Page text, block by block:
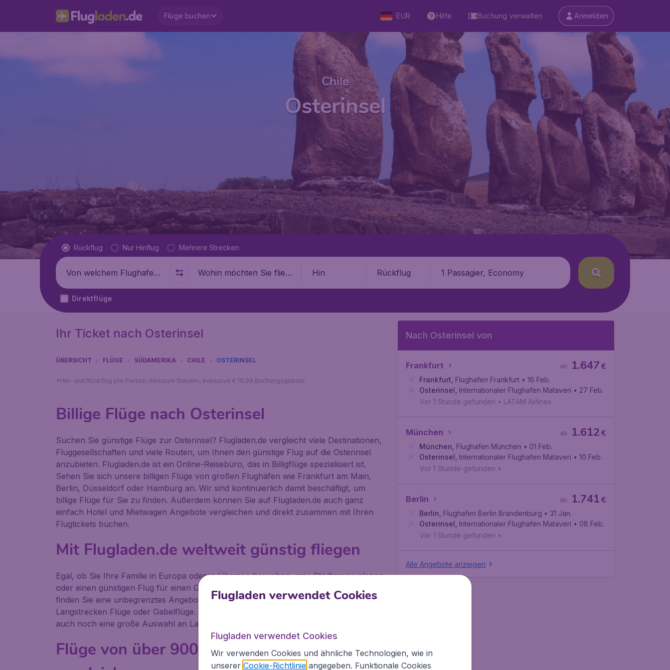
Flüge buchen EUR Hilfe Buchung verwalten Anmelden
Chile
Osterinsel
Flugtyp
Rückflug Nur Hinflug Mehrere Strecken
Abflug von Wohin Hin Rückflug 1 Passagier, Economy
Direktflüge
Ihr Ticket nach Osterinsel
ÜBERSICHT FLÜGE SÜDAMERIKA CHILE OSTERINSEL
*Hin- und Rückflug pro Person, inklusive Steuern, exklusive € 19,99 Buchungsgebühr.
Billige Flüge nach Osterinsel
Suchen Sie günstige Flüge zur Osterinsel? Flugladen.de vergleicht viele Destinationen,
Fluggesellschaften und viele Routen, um Ihnen den günstige Flug auf die Osterinsel
anzubieten. Flugladen.de ist ein Online-Reisebüro, das in Billigflüge spezialisiert ist.
Sehen Sie sich unsere billigen Flüge von großen Flughäfen wie Frankfurt am Main,
Berlin, Düsseldorf oder Hamburg an. Wir sind kontinuierlich damit beschäftigt, um
billige Flüge für Sie zu finden. Außerdem können Sie auf Flugladen.de auch ganz
einfach Hotel und Mietwagen Angebote vergleichen und direkt zusammen mit Ihren
Flugtickets buchen.
Mit Flugladen.de weltweit günstig fliegen
Egal, ob Sie Ihre Familie in Europa oder in Übersee besuchen, eine Städtereise planen
oder einen günstigen Flug für einen Geschäftsreise buchen möchten, auf Flugladen.de
finden Sie eine unbegrenztes Angebot für Billigflüge, Charterflüge, Multi-Stopp-Flüge,
Langstrecken Flüge oder Gabelflüge. Und für Kurzentschlossene haben wir natürlich
auch noch eine große Auswahl an Last-Minute-Angeboten.
Flüge von über 900 Airlines weltweit
Nach Osterinsel von
Frankfurt €
1.647
ab
Frankfurt Flughafen Frankfurt • 16 Feb.
Osterinsel Internationaler Flughafen Mataveri • 27 Feb.
Vor 1 Stunde gefunden • LATAM Airlines
München €
1.612
ab
München Flughafen München • 01 Feb.
Osterinsel Internationaler Flughafen Mataveri • 10 Feb.
Vor 1 Stunde gefunden •
Berlin €
1.741
ab
Berlin Flughafen Berlin Brandenburg • 31 Jan.
Osterinsel Internationaler Flughafen Mataveri • 08 Feb.
Vor 1 Stunde gefunden •
Alle Angebote anzeigen
Flugladen verwendet Cookies
Flugladen verwendet Cookies
Wir verwenden Cookies und ähnliche Technologien, wie in
unserer Cookie-Richtlinieangegeben. Funktionale Cookies